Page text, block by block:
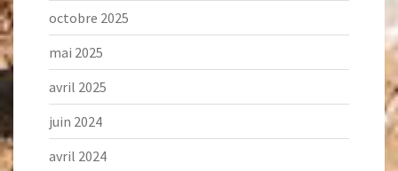
octobre 2025
mai 2025
avril 2025
juin 2024
avril 2024